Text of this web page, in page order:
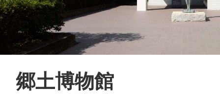
LINE
SMS
郷土博物館
地域に導入を